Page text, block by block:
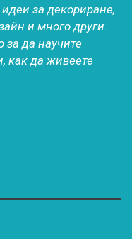
за декориране,
и много други.
за да научите
как да живеете